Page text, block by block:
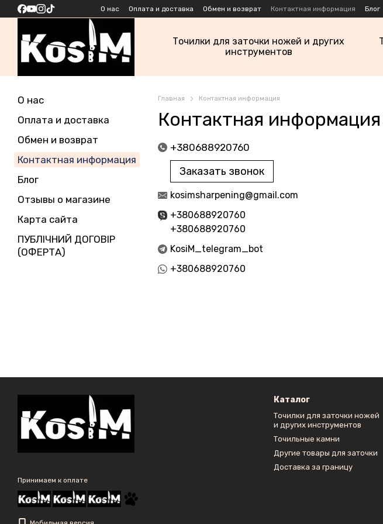
Перейти к основному контенту
О нас Оплата и доставка Обмен и возврат Контактная информация Блог
Точилки для заточки ножей и других
инструментов
Главная Контактная информация
Контактная информация
+380688920760
Заказать звонок
kosimsharpening@gmail.com
+380688920760
+380688920760
KosiM_telegram_bot
+380688920760
О нас
Оплата и доставка
Обмен и возврат
Контактная информация
Блог
Отзывы о магазине
Карта сайта
ПУБЛІЧНИЙ ДОГОВІР
(ОФЕРТА)
Принимаем к оплате
Каталог
Точилки для заточки ножей
и других инструментов
Точильные камни
Другие товары для заточки
Доставка за границу